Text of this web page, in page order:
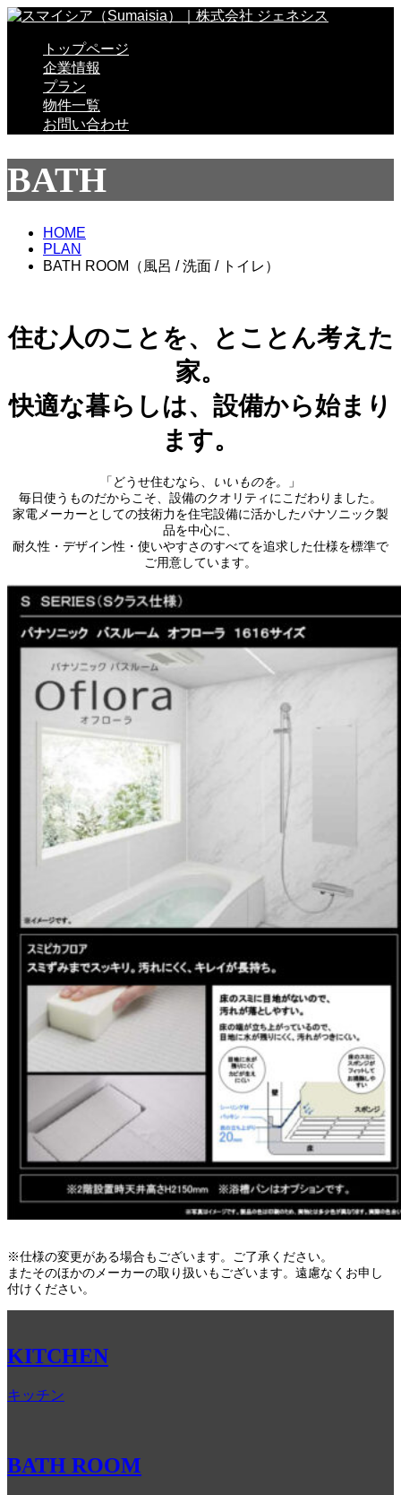
トップページ
企業情報
プラン
物件一覧
お問い合わせ
BATH
HOME
PLAN
BATH ROOM（風呂 / 洗面 / トイレ）
住む人のことを、とことん考えた
家。
快適な暮らしは、設備から始まり
ます。
「どうせ住むなら、 いいものを。
」
毎日使うものだからこそ、設備のクオリティにこだわりました。
家電メーカーとしての技術力を住宅設備に活かしたパナソニック製
品を中心に、
耐久性・デザイン性・使いやすさのすべてを追求した仕様を標準で
ご用意しています。
※仕様の変更がある場合もございます。ご了承ください。
またそのほかのメーカーの取り扱いもございます。遠慮なくお申し
付けください。
KITCHEN
キッチン
BATH ROOM